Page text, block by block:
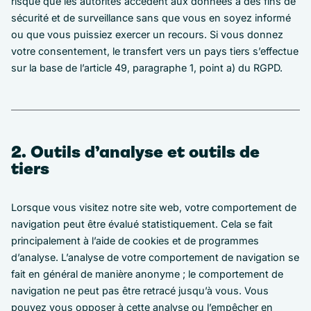
sécurité et de surveillance sans que vous en soyez informé
ou que vous puissiez exercer un recours. Si vous donnez
votre consentement, le transfert vers un pays tiers s’effectue
sur la base de l’article 49, paragraphe 1, point a) du RGPD.
2. Outils d’analyse et outils de
tiers
Lorsque vous visitez notre site web, votre comportement de
navigation peut être évalué statistiquement. Cela se fait
principalement à l’aide de cookies et de programmes
d’analyse. L’analyse de votre comportement de navigation se
fait en général de manière anonyme ; le comportement de
navigation ne peut pas être retracé jusqu’à vous. Vous
pouvez vous opposer à cette analyse ou l’empêcher en